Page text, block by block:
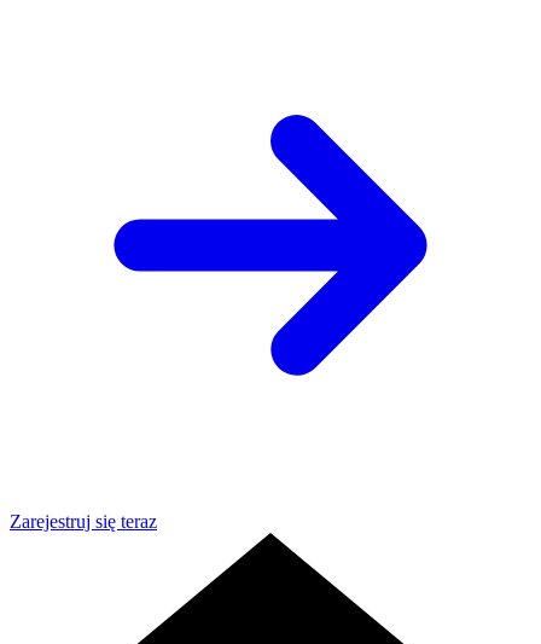
Zarejestruj się teraz